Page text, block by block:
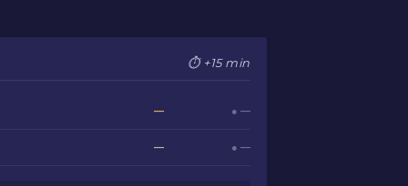
⏱ +15 min
— ● —
— ● —